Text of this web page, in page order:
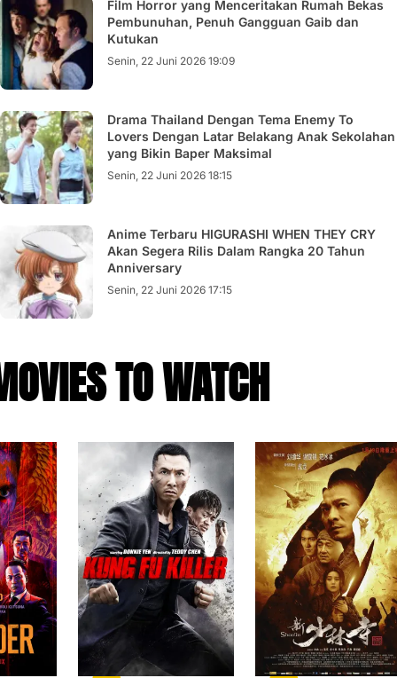
Film Horror yang Menceritakan Rumah Bekas
Pembunuhan, Penuh Gangguan Gaib dan
Kutukan
Senin, 22 Juni 2026 19:09
Drama Thailand Dengan Tema Enemy To
Lovers Dengan Latar Belakang Anak Sekolahan
yang Bikin Baper Maksimal
Senin, 22 Juni 2026 18:15
Anime Terbaru HIGURASHI WHEN THEY CRY
Akan Segera Rilis Dalam Rangka 20 Tahun
Anniversary
Senin, 22 Juni 2026 17:15
TO WATCH